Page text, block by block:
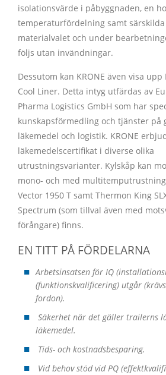
isolationsvärde i påbyggnaden, en
temperaturfördelning samt
materialvalet och under
följs utan invändningar.
Dessutom kan KRONE även visa
Cool Liner. Detta intyg utfärdas av
Pharma Logistics GmbH som har
kunskapsförmedling och tjänster på
läkemedel och logistik. KRONE
läkemedelscertifikat i diverse olika
utrustningsvarianter. Kylskåp kan
mono- och med
Vector 1950 T samt Thermon King
Spectrum (som tillval även med
förångare) finns.
EN TITT PÅ FÖRDELARNA
Arbetsinsatsen för IQ
(funktionskvalificering) utgår
fordon).
Säkerhet när det gäller trailerns
läkemedel.
Tids- och kostnadsbesparing.
Vid behov stöd vid PQ